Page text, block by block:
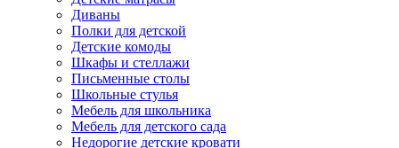
Диваны
Полки для детской
Детские комоды
Шкафы и стеллажи
Письменные столы
Школьные стулья
Мебель для школьника
Мебель для детского сада
Недорогие детские кровати